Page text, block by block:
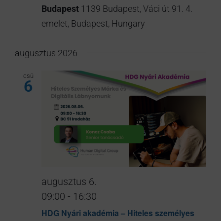
Budapest 1139 Budapest, Váci út 91. 4.
emelet, Budapest, Hungary
augusztus 2026
csü
6
augusztus 6.
09:00 - 16:30
HDG Nyári akadémia – Hiteles személyes